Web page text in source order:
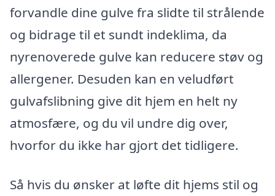
forvandle dine gulve fra slidte til strålende
og bidrage til et sundt indeklima, da
nyrenoverede gulve kan reducere støv og
allergener. Desuden kan en veludført
gulvafslibning give dit hjem en helt ny
atmosfære, og du vil undre dig over,
hvorfor du ikke har gjort det tidligere.
Så hvis du ønsker at løfte dit hjems stil og